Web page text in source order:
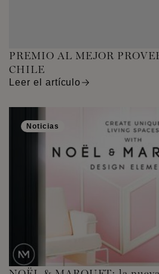
PREMIO AL MEJOR
CHILE
Leer el artículo
Noticias